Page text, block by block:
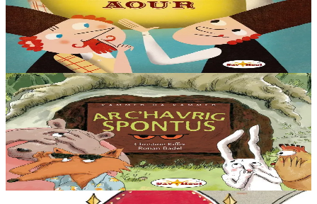
En ur gêriadenn eus Rusia e oa daou vreur o chom. Boris, ar breur
henañ, a oa paotr fin, met Yakov a oa berr e spered. Un deiz o doa
kavet un teñzor. Ha neuze…
Er stok
13,00 €
3 bloaz hag ouzhpenn
Sav-heol
Ar C'havrig spontus
Ar C'honifl zo bet o pourmen... Pa zegouezh ’tal e zouarenn e klev
un trouz iskis enni hag a ra dezhañ aoniñ... Kontadenn eus Europa.
Er stok12,00 €
3 bloaz hag ouzhpenn